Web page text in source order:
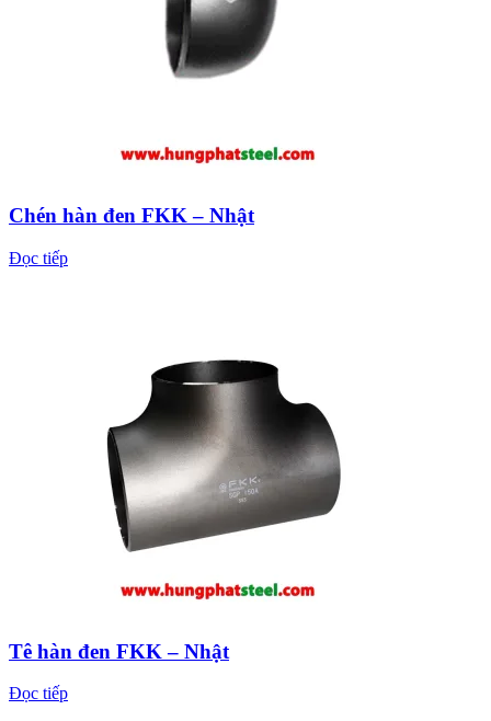
Chén hàn đen FKK – Nhật
Đọc tiếp
Tê hàn đen FKK – Nhật
Đọc tiếp